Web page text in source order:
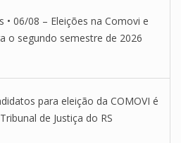
• 06/08 – Eleições na Comovi e
o segundo semestre de 2026
para eleição da COMOVI é
de Justiça do RS